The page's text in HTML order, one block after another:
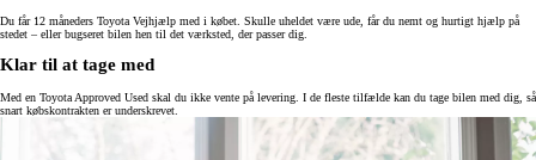
Du får 12 måneders Toyota Vejhjælp med i købet. Skulle uheldet være ude, får du nemt og hurtigt hjælp på
stedet – eller bugseret bilen hen til det værksted, der passer dig.
Klar til at tage med
Med en Toyota Approved Used skal du ikke vente på levering. I de fleste tilfælde kan du tage bilen med dig, så
snart købskontrakten er underskrevet.